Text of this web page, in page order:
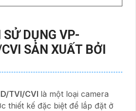
SỬ DỤNG VP-
SẢN XUẤT BỞI
TVI/CVI là một loại camera
thiết kế đặc biệt để lắp đặt ở